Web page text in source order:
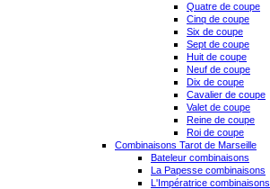
Quatre de coupe
Cinq de coupe
Six de coupe
Sept de coupe
Huit de coupe
Neuf de coupe
Dix de coupe
Cavalier de coupe
Valet de coupe
Reine de coupe
Roi de coupe
Combinaisons Tarot de Marseille
Bateleur combinaisons
La Papesse combinaisons
L'Impératrice combinaisons